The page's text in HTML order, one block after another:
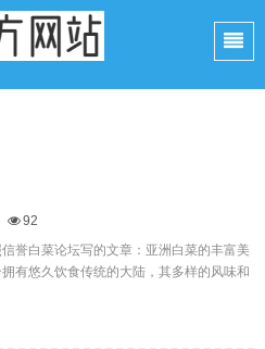
92
誉白菜论坛写的文章：亚洲白菜的丰富美
有悠久饮食传统的大陆，其多样的风味和